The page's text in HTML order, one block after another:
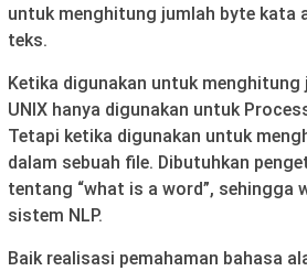
untuk menghitung jumlah byte kata
teks.
Ketika digunakan untuk menghitung
UNIX hanya digunakan untuk
Tetapi ketika digunakan untuk
dalam sebuah file. Dibutuhkan
tentang “what is a word”, sehingga
sistem NLP.
Baik realisasi pemahaman bahasa